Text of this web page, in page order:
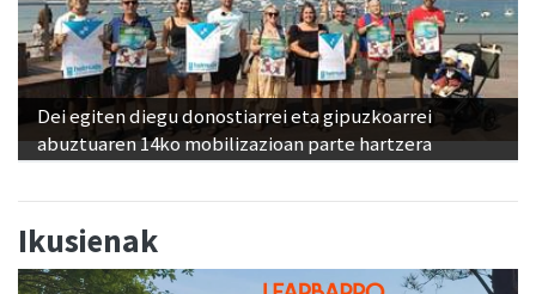
Dei egiten diegu donostiarrei eta gipuzkoarrei
abuztuaren 14ko mobilizazioan parte hartzera
Ikusienak